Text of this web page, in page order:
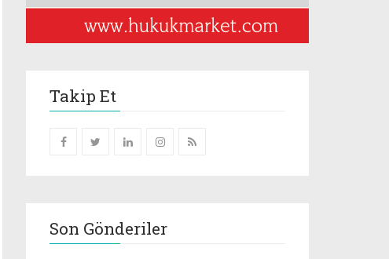
Takip Et
Son Gönderiler